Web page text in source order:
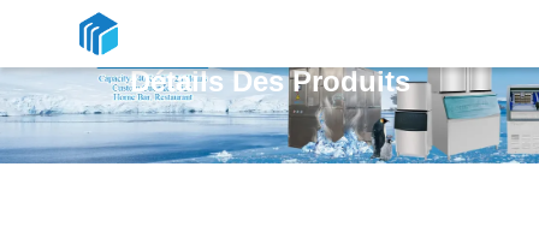
Détails Des Produits